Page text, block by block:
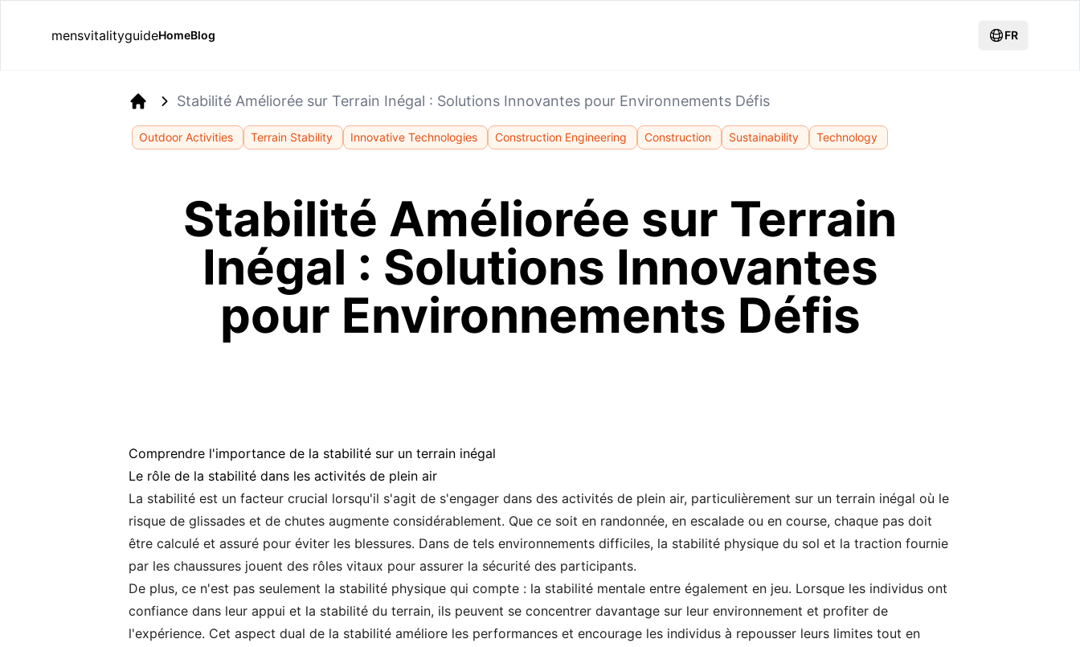
mensvitalityguideHomeBlog FR
Stabilité Améliorée sur Terrain Inégal : Solutions Innovantes pour Environnements Défis
Outdoor Activities Terrain Stability Innovative Technologies Construction Engineering Construction Sustainability Technology
Stabilité Améliorée sur Terrain
Inégal : Solutions Innovantes
pour Environnements Défis
Comprendre l'importance de la stabilité sur un terrain inégal
Le rôle de la stabilité dans les activités de plein air
La stabilité est un facteur crucial lorsqu'il s'agit de s'engager dans des activités de plein air, particulièrement sur un terrain inégal où le
risque de glissades et de chutes augmente considérablement. Que ce soit en randonnée, en escalade ou en course, chaque pas doit
être calculé et assuré pour éviter les blessures. Dans de tels environnements difficiles, la stabilité physique du sol et la traction fournie
par les chaussures jouent des rôles vitaux pour assurer la sécurité des participants.
De plus, ce n'est pas seulement la stabilité physique qui compte : la stabilité mentale entre également en jeu. Lorsque les individus ont
confiance dans leur appui et la stabilité du terrain, ils peuvent se concentrer davantage sur leur environnement et profiter de
l'expérience. Cet aspect dual de la stabilité améliore les performances et encourage les individus à repousser leurs limites tout en